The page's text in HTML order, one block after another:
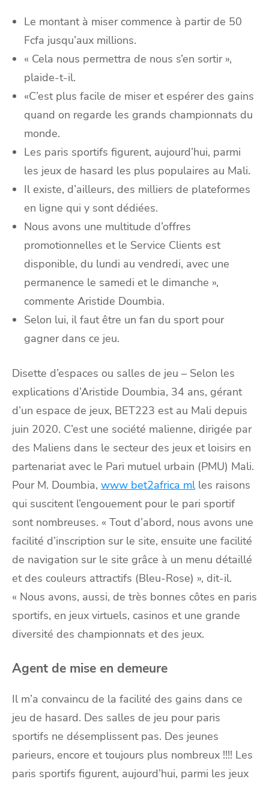
Le montant à miser commence à partir de 50
Fcfa jusqu’aux millions.
« Cela nous permettra de nous s’en sortir »,
plaide-t-il.
«C’est plus facile de miser et espérer des gains
quand on regarde les grands championnats du
monde.
Les paris sportifs figurent, aujourd’hui, parmi
les jeux de hasard les plus populaires au Mali.
Il existe, d’ailleurs, des milliers de plateformes
en ligne qui y sont dédiées.
Nous avons une multitude d’offres
promotionnelles et le Service Clients est
disponible, du lundi au vendredi, avec une
permanence le samedi et le dimanche »,
commente Aristide Doumbia.
Selon lui, il faut être un fan du sport pour
gagner dans ce jeu.
Disette d’espaces ou salles de jeu – Selon les
explications d’Aristide Doumbia, 34 ans, gérant
d’un espace de jeux, BET223 est au Mali depuis
juin 2020. C’est une société malienne, dirigée par
des Maliens dans le secteur des jeux et loisirs en
partenariat avec le Pari mutuel urbain (PMU) Mali.
Pour M. Doumbia, www bet2africa mlles raisons
qui suscitent l’engouement pour le pari sportif
sont nombreuses. « Tout d’abord, nous avons une
facilité d’inscription sur le site, ensuite une facilité
de navigation sur le site grâce à un menu détaillé
et des couleurs attractifs (Bleu-Rose) », dit-il.
« Nous avons, aussi, de très bonnes côtes en paris
sportifs, en jeux virtuels, casinos et une grande
diversité des championnats et des jeux.
Agent de mise en demeure
Il m’a convaincu de la facilité des gains dans ce
jeu de hasard. Des salles de jeu pour paris
sportifs ne désemplissent pas. Des jeunes
parieurs, encore et toujours plus nombreux !!!! Les
paris sportifs figurent, aujourd’hui, parmi les jeux